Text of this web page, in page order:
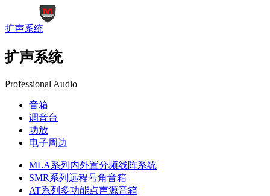
扩声系统
扩声系统
Professional Audio
音箱
调音台
功放
电子周边
MLA系列内外置分频线阵系统
SMR系列远程号角音箱
AT系列多功能点声源音箱